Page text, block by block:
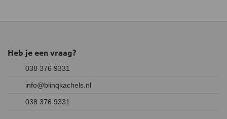
Heb je een vraag?
038 376 9331
info@blinqkachels.nl
038 376 9331